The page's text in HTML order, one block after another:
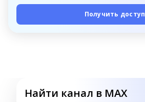
Получить доступ
Найти канал в MAX